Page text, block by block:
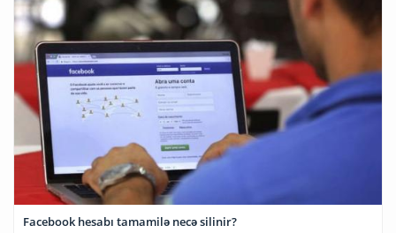
Facebook hesabı tamamilə necə silinir?